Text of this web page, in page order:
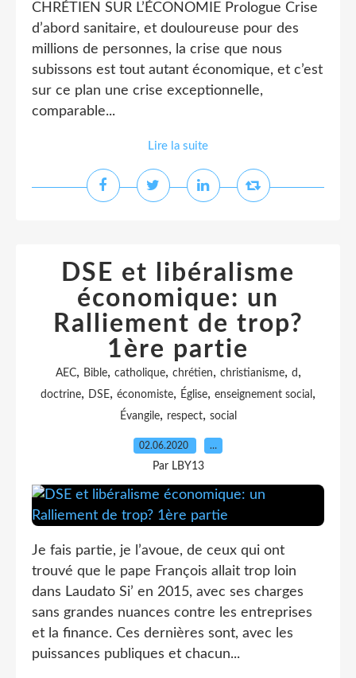
CHRÉTIEN SUR L’ÉCONOMIE Prologue Crise
d’abord sanitaire, et douloureuse pour des
millions de personnes, la crise que nous
subissons est tout autant économique, et c’est
sur ce plan une crise exceptionnelle,
comparable...
Lire la suite
DSE et libéralisme
économique: un
Ralliement de trop?
1ère partie
AEC, Bible, catholique, chrétien, christianisme, d ,
doctrine, DSE, économiste, Église, enseignement social ,
Évangile, respect, social
02.06.2020 …
Par LBY13
Je fais partie, je l’avoue, de ceux qui ont
trouvé que le pape François allait trop loin
dans Laudato Si’ en 2015, avec ses charges
sans grandes nuances contre les entreprises
et la finance. Ces dernières sont, avec les
puissances publiques et chacun...